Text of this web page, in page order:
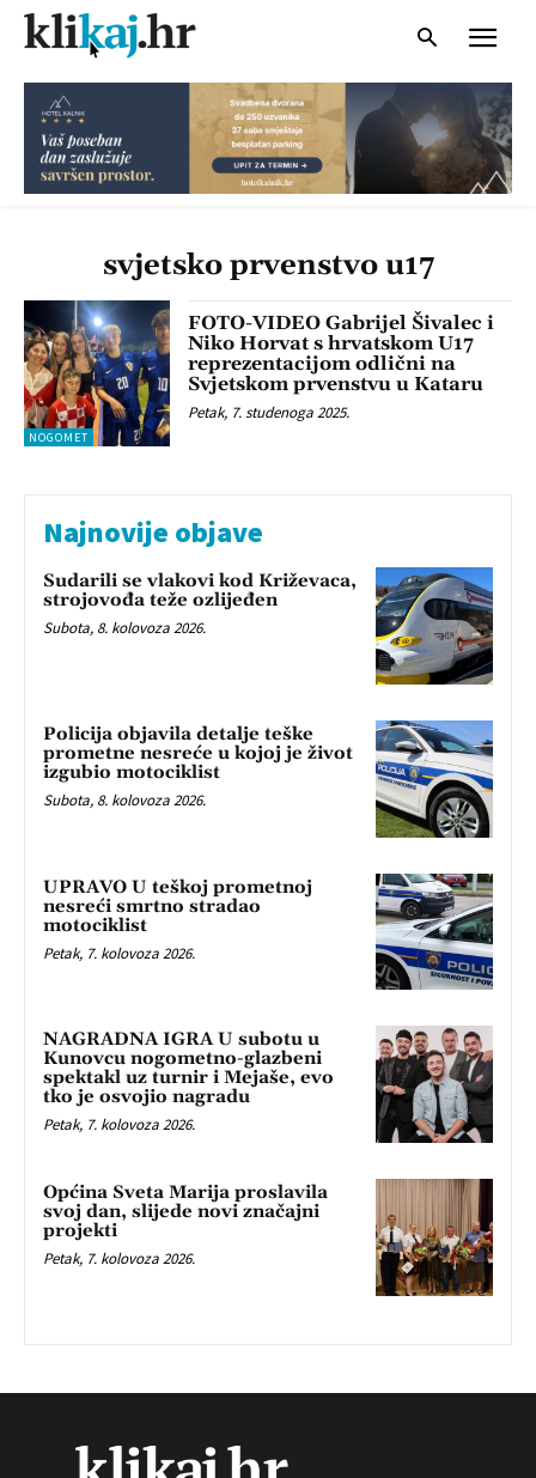
svjetsko prvenstvo u17
NOGOMET
FOTO-VIDEO Gabrijel Šivalec i
Niko Horvat s hrvatskom U17
reprezentacijom odlični na
Svjetskom prvenstvu u Kataru
Petak, 7. studenoga 2025.
Najnovije objave
Sudarili se vlakovi kod Križevaca,
strojovođa teže ozlijeđen
Subota, 8. kolovoza 2026.
Policija objavila detalje teške
prometne nesreće u kojoj je život
izgubio motociklist
Subota, 8. kolovoza 2026.
UPRAVO U teškoj prometnoj
nesreći smrtno stradao
motociklist
Petak, 7. kolovoza 2026.
NAGRADNA IGRA U subotu u
Kunovcu nogometno-glazbeni
spektakl uz turnir i Mejaše, evo
tko je osvojio nagradu
Petak, 7. kolovoza 2026.
Općina Sveta Marija proslavila
svoj dan, slijede novi značajni
projekti
Petak, 7. kolovoza 2026.